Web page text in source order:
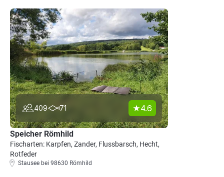
409 71 4.6
Speicher Römhild
Fischarten: Karpfen, Zander, Flussbarsch, Hecht,
Rotfeder
Stausee bei 98630 Römhild